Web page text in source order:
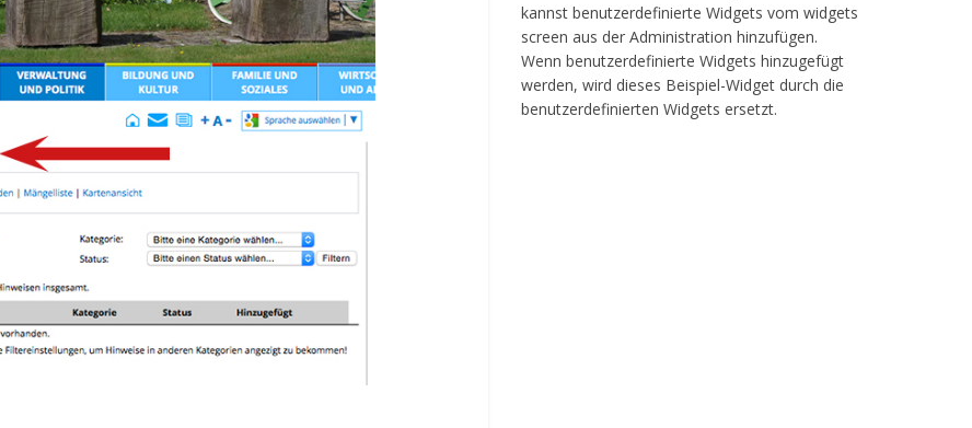
kannst benutzerdefinierte Widgets vom widgets
screen aus der Administration hinzufügen.
Wenn benutzerdefinierte Widgets hinzugefügt
werden, wird dieses Beispiel-Widget durch die
benutzerdefinierten Widgets ersetzt.